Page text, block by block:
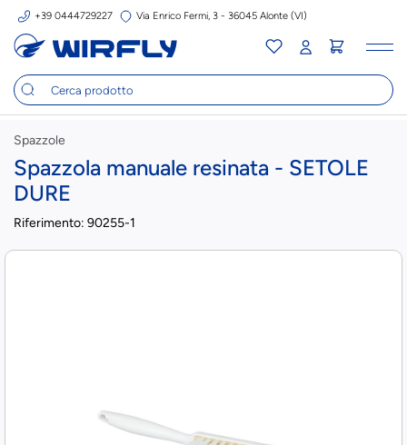
+39 0444729227 Via Enrico Fermi, 3 - 36045 Alonte (VI)
Spazzole
Spazzola manuale resinata - SETOLE
DURE
Riferimento: 90255-1